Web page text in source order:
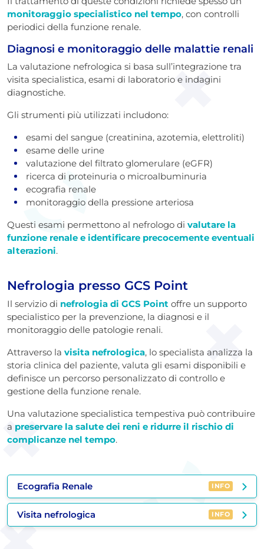
monitoraggio specialistico nel tempo, con controlli
periodici della funzione renale.
Diagnosi e monitoraggio delle malattie renali
La valutazione nefrologica si basa sull’integrazione tra
visita specialistica, esami di laboratorio e indagini
diagnostiche.
Gli strumenti più utilizzati includono:
esami del sangue (creatinina, azotemia, elettroliti)
esame delle urine
valutazione del filtrato glomerulare (eGFR)
ricerca di proteinuria o microalbuminuria
ecografia renale
monitoraggio della pressione arteriosa
Questi esami permettono al nefrologo di valutare la
funzione renale e identificare precocemente eventuali
alterazioni.
Nefrologia presso GCS Point
Il servizio di nefrologia di GCS Point offre un supporto
specialistico per la prevenzione, la diagnosi e il
monitoraggio delle patologie renali.
Attraverso la visita nefrologica, lo specialista analizza la
storia clinica del paziente, valuta gli esami disponibili e
definisce un percorso personalizzato di controllo e
gestione della funzione renale.
Una valutazione specialistica tempestiva può contribuire
a preservare la salute dei reni e ridurre il rischio di
complicanze nel tempo.
Ecografia Renale INFO
Visita nefrologica INFO